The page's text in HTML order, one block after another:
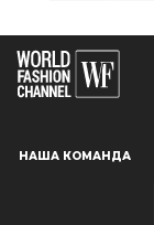
Наш сайт
пользователям,
информацию,
НАША КОМАНДА